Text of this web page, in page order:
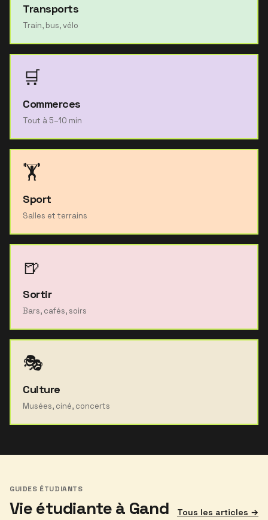
Transports
Train, bus, vélo
🛒
Commerces
Tout à 5–10 min
🏋️
Sport
Salles et terrains
🍺
Sortir
Bars, cafés, soirs
🎭
Culture
Musées, ciné, concerts
GUIDES ÉTUDIANTS
Vie étudiante à Gand Tous les articles →